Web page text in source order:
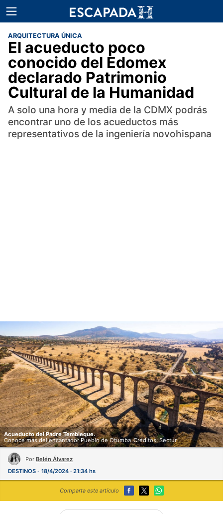
ARQUITECTURA ÚNICA
El acueducto poco
conocido del Edomex
declarado Patrimonio
Cultural de la Humanidad
A solo una hora y media de la CDMX podrás
encontrar uno de los acueductos más
representativos de la ingeniería novohispana
Acueducto del Padre Tembleque.
Conoce más del encantador Pueblo de Otumba Créditos: Sectur
Por Belén Álvarez
DESTINOS
18/4/2024 · 21:34 hs
Comparta este artículo